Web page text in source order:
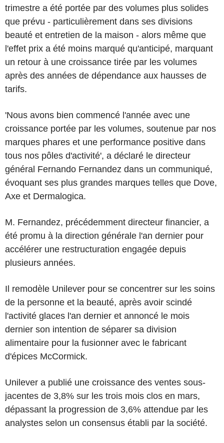
trimestre a été portée par des volumes plus solides
que prévu - particulièrement dans ses divisions
beauté et entretien de la maison - alors même que
l'effet prix a été moins marqué qu'anticipé, marquant
un retour à une croissance tirée par les volumes
après des années de dépendance aux hausses de
tarifs.
'Nous avons bien commencé l'année avec une
croissance portée par les volumes, soutenue par nos
marques phares et une performance positive dans
tous nos pôles d'activité', a déclaré le directeur
général Fernando Fernandez dans un communiqué,
évoquant ses plus grandes marques telles que Dove,
Axe et Dermalogica.
M. Fernandez, précédemment directeur financier, a
été promu à la direction générale l'an dernier pour
accélérer une restructuration engagée depuis
plusieurs années.
Il remodèle Unilever pour se concentrer sur les soins
de la personne et la beauté, après avoir scindé
l'activité glaces l'an dernier et annoncé le mois
dernier son intention de séparer sa division
alimentaire pour la fusionner avec le fabricant
d'épices McCormick.
Unilever a publié une croissance des ventes sous-
jacentes de 3,8% sur les trois mois clos en mars,
dépassant la progression de 3,6% attendue par les
analystes selon un consensus établi par la société.